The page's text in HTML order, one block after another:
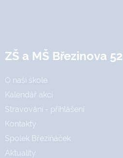
ZŠ a MŠ Březinova 52
O naší škole
Kalendář akcí
Stravování - přihlášení
Kontakty
Spolek Březiňáček
Aktuality